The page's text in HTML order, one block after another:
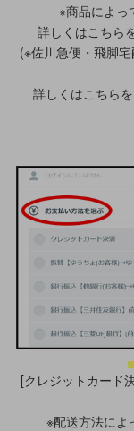
※商品によっ
詳しくはこちら
(※佐川急便・飛脚
詳しくはこちら
[クレジットカード
※配送方法によ